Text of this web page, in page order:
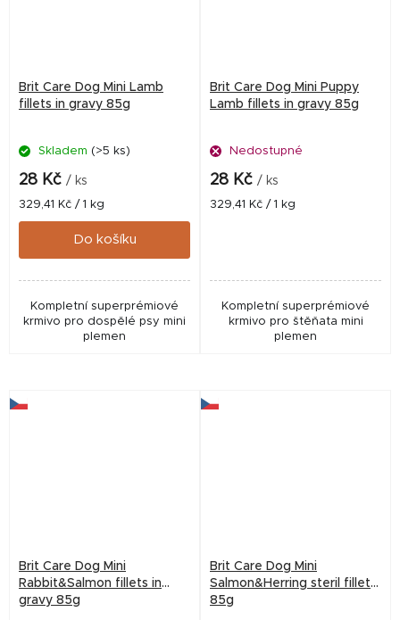
Brit Care Dog Mini Lamb
fillets in gravy 85g
Skladem (>5 ks)
28 Kč / ks
Měrná
cena:
329,41 Kč / 1 kg
Do košíku
Kompletní superprémiové
krmivo pro dospělé psy mini
plemen
Brit Care Dog Mini Puppy
Lamb fillets in gravy 85g
Nedostupné
28 Kč / ks
Měrná
329,41 Kč / 1 kg
Kompletní superprémiové
krmivo pro štěňata mini
plemen
Brit Care Dog Mini
Rabbit&Salmon fillets in
gravy 85g
Brit Care Dog Mini
Salmon&Herring steril fillets
85g